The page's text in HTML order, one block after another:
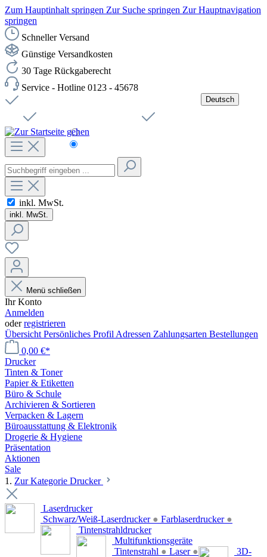
Zum Hauptinhalt springen Zur Suche springen Zur Hauptnavigation
springen
Schneller Versand
Günstige Versandkosten
30 Tage Rückgaberecht
Service - Hotline 0123 - 45678
Deutsch
Čeština
inkl. MwSt.
inkl. MwSt.
Menü schließen
Ihr Konto
Anmelden
oderregistrieren
Übersicht Persönliches Profil Adressen Zahlungsarten Bestellungen
0,00 €*
Drucker
Tinten & Toner
Papier & Etiketten
Büro & Schule
Archivieren & Sortieren
Verpacken & Lagern
Büroausstattung & Elektronik
Drogerie & Hygiene
Präsentation
Aktionen
Sale
1. Zur Kategorie Drucker
Laserdrucker
Schwarz/Weiß-Laserdrucker ● Farblaserdrucker ●
Tintenstrahldrucker
Multifunktionsgeräte
Tintenstrahl ● Laser ● 3D-